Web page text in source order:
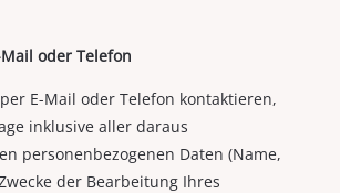
oder Telefon
E-Mail oder Telefon kontaktieren,
inklusive aller daraus
personenbezogenen Daten (Name,
der Bearbeitung Ihres